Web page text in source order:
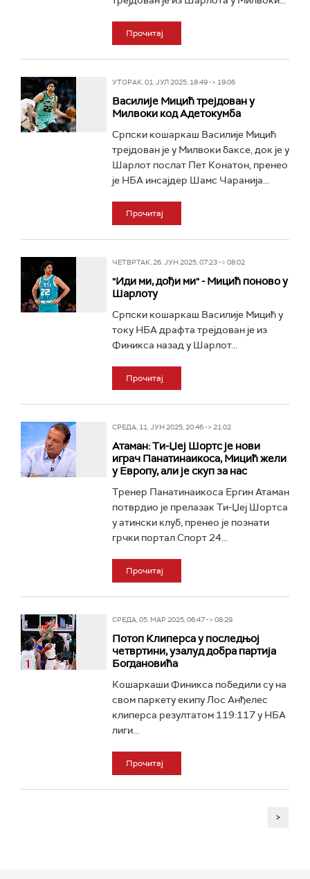
Прочитај
УТОРАК, 01. ЈУЛ 2025, 18:49 -> 19:06
Василије Мицић трејдован у
Милвоки код Адетокумба
Српски кошаркаш Василије Мицић
трејдован је у Милвоки баксе, док је у
Шарлот послат Пет Конатон, пренео
је НБА инсајдер Шамс Чаранија...
Прочитај
ЧЕТВРТАК, 26. ЈУН 2025, 07:23 -> 08:02
"Иди ми, дођи ми" - Мицић поново у
Шарлоту
Српски кошаркаш Василије Мицић у
току НБА драфта трејдован је из
Финикса назад у Шарлот...
Прочитај
СРЕДА, 11. ЈУН 2025, 20:46 -> 21:02
Атаман: Ти-Џеј Шортс је нови
играч Панатинаикоса, Мицић жели
у Европу, али је скуп за нас
Тренер Панатинаикоса Ергин Атаман
потврдио је прелазак Ти-Џеј Шортса
у атински клуб, пренео је познати
грчки портал Спорт 24...
Прочитај
СРЕДА, 05. МАР 2025, 06:47 -> 08:29
Потоп Клиперса у последњој
четвртини, узалуд добра партија
Богдановића
Кошаркаши Финикса победили су на
свом паркету екипу Лос Анђелес
клиперса резултатом 119:117 у НБА
лиги...
Прочитај
>